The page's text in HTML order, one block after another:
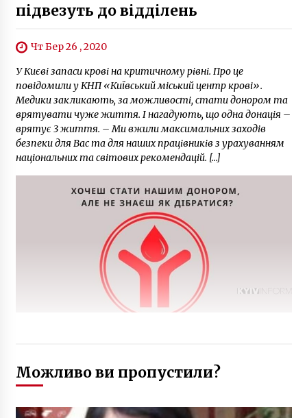
підвезуть до відділень
Чт Бер 26 , 2020
У Києві запаси крові на критичному рівні. Про це
повідомили у КНП «Київський міський центр крові».
Медики закликають, за можливості, стати донором та
врятувати чуже життя. І нагадують, що одна донація –
врятує 3 життя. – Ми вжили максимальних заходів
безпеки для Вас та для наших працівників з урахуванням
національних та світових рекомендацій. […]
Можливо ви пропустили?